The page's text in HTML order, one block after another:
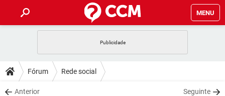
MENU
CELULAR
OUTLOOK
DICAS
JOGOS
DOWNLOADS
Fórum Rede social
Anterior Seguinte